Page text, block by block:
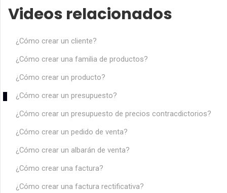
Videos relacionados
¿Cómo crear un cliente?
¿Cómo crear una familia de productos?
¿Cómo crear un producto?
¿Cómo crear un presupuesto?
¿Cómo crear un presupuesto de precios contracdictorios?
¿Cómo crear un pedido de venta?
¿Cómo crear un albarán de venta?
¿Cómo crear una factura?
¿Cómo crear una factura rectificativa?